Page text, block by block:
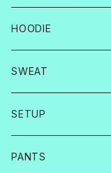
HOODIE
SWEAT
SETUP
PANTS